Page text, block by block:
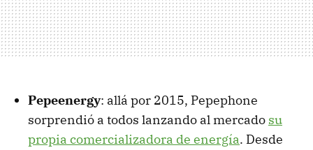
Pepeenergy: allá por 2015, Pepephone
sorprendió a todos lanzando al mercado su
propia comercializadora de energía. Desde